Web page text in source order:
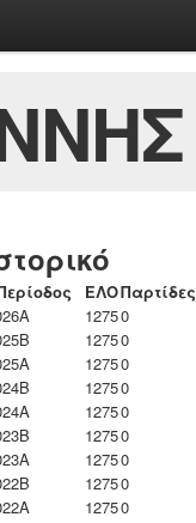
ΕΛΟΠαρτίδες
12750
12750
12750
12750
12750
12750
12750
12750
12750